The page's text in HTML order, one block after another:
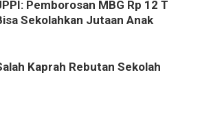
Pemborosan MBG Rp 12 T
Sekolahkan Jutaan Anak
Kaprah Rebutan Sekolah